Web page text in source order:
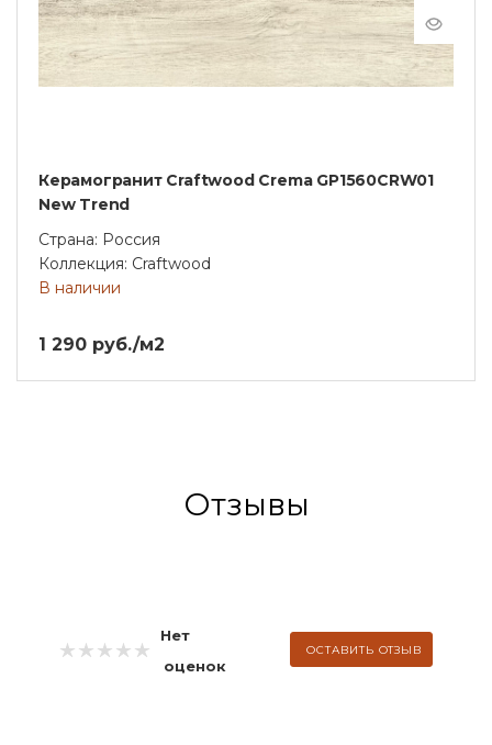
Керамогранит Craftwood Crema GP1560CRW01
New Trend
Страна: Россия
Коллекция: Craftwood
В наличии
1 290 руб./м2
Отзывы
Нет
оценок
ОСТАВИТЬ ОТЗЫВ